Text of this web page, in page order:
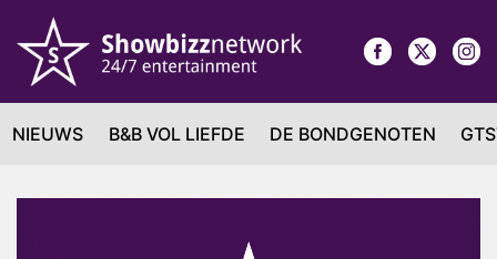
NIEUWS B&B VOL LIEFDE DE BONDGENOTEN